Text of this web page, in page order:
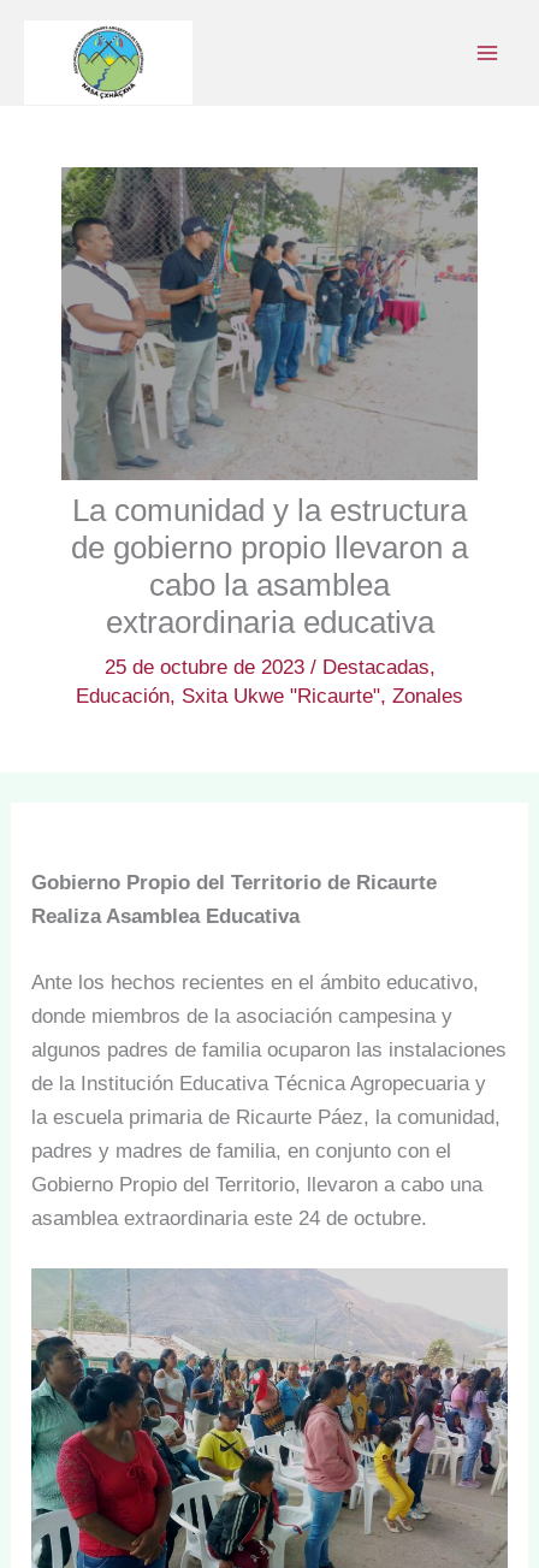
contenido
La comunidad y la estructura
de gobierno propio llevaron a
cabo la asamblea
extraordinaria educativa
25 de octubre de 2023 / Destacadas,
Educación, Sxita Ukwe "Ricaurte", Zonales
Gobierno Propio del Territorio de Ricaurte
Realiza Asamblea Educativa
Ante los hechos recientes en el ámbito educativo,
donde miembros de la asociación campesina y
algunos padres de familia ocuparon las instalaciones
de la Institución Educativa Técnica Agropecuaria y
la escuela primaria de Ricaurte Páez, la comunidad,
padres y madres de familia, en conjunto con el
Gobierno Propio del Territorio, llevaron a cabo una
asamblea extraordinaria este 24 de octubre.